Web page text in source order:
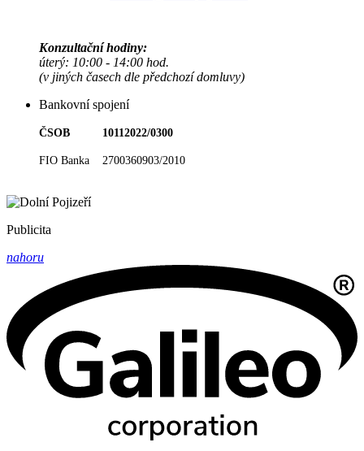
Konzultační hodiny:
úterý: 10:00 - 14:00 hod.
(v jiných časech dle předchozí domluvy)
Bankovní spojení
ČSOB 10112022/0300
FIO Banka 2700360903/2010
Publicita
nahoru